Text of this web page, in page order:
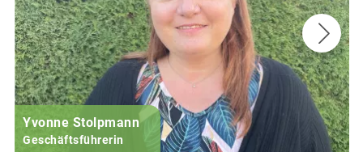
Yvonne Stolpmann
Geschäftsführerin